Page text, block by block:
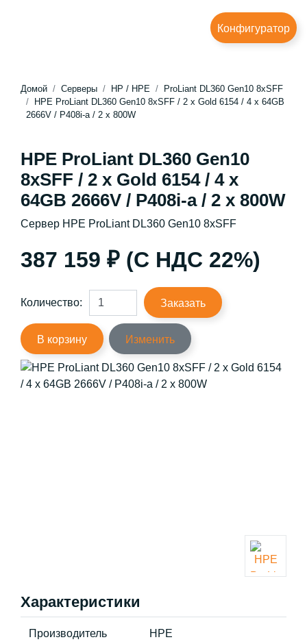
Конфигуратор
Домой Серверы HP / HPE
ProLiant DL360 Gen10 8xSFF
HPE ProLiant DL360 Gen10 8xSFF / 2 x Gold 6154 / 4 x 64GB
2666V / P408i-a / 2 x 800W
HPE ProLiant DL360 Gen10
8xSFF / 2 x Gold 6154 / 4 x
64GB 2666V / P408i-a / 2 x 800W
Сервер HPE ProLiant DL360 Gen10 8xSFF
387 159 ₽ (С НДС 22%)
Количество: Заказать
В корзину Изменить
Характеристики
Производитель HPE